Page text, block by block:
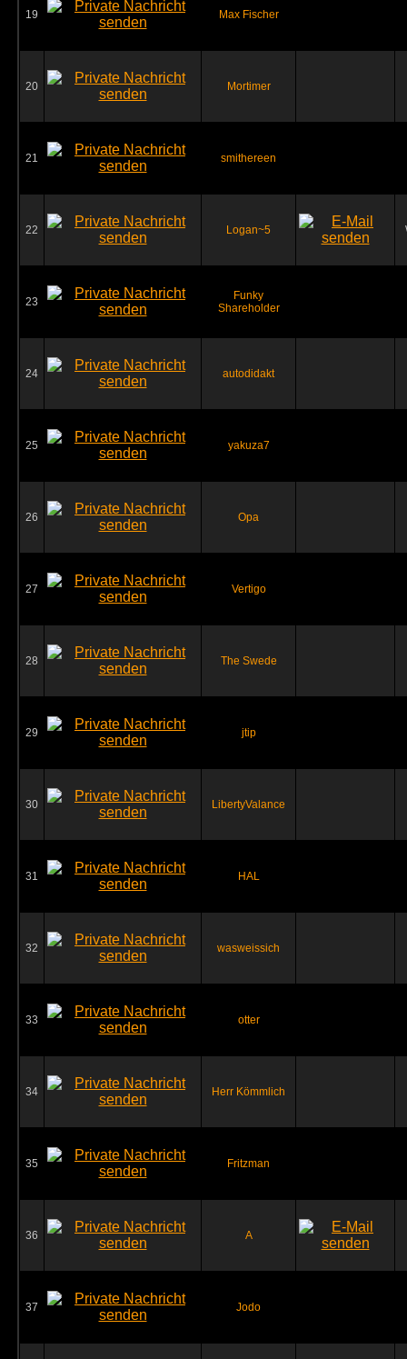
19 Max Fischer
20 Mortimer
21 smithereen
22 Logan~5
23
Funky
Shareholder
24 autodidakt
25 yakuza7
26 Opa
27 Vertigo
28 The Swede
29 jtip
30 LibertyValance
31 HAL
32 wasweissich
33 otter
34 Herr Kömmlich
35 Fritzman
36 A
37 Jodo